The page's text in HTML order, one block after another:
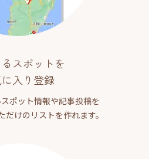
スポットを
入り登録
ポット情報や記事投稿を
だけのリストを作れます。